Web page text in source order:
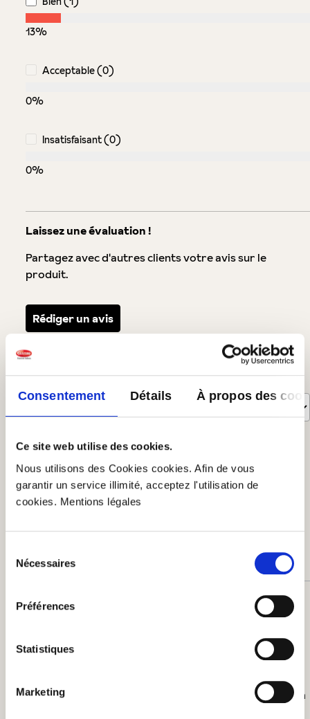
Consentement Détails À propos des
Ce site web utilise des cookies.
Nous utilisons des Cookies cookies. Afin de vous
garantir un service illimité, acceptez l'utilisation de
cookies. Mentions légales
Nécessaires
Préférences
Statistiques
Marketing
13%
Acceptable (0)
0%
Insatisfaisant (0)
0%
Laissez une évaluation !
Partagez avec d'autres clients votre avis sur le
produit.
Rédiger un avis
Afficher les évaluations uniquement dans la langue actuelle.
24 novembre 2023 13:58
Évaluation avec une note de 3 sur 5 étoiles
Nicht mein Geschmack, leider
Es war ein langer Weg zur perfekten Pizza. Ich
probierte mehrere Teigrezepte aus und wurde hier im